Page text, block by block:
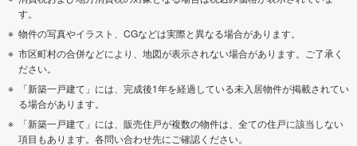
す。
物件の写真やイラスト、CGなどは実際と異なる場合があります。
市区町村の合併などにより、地図が表示されない場合があります。ご了承く
ださい。
「新築一戸建て」には、完成後1年を経過している未入居物件が掲載されてい
る場合があります。
「新築一戸建て」には、販売住戸が複数の物件は、全ての住戸に該当しない
項目もあります。各問い合わせ先にご確認ください。